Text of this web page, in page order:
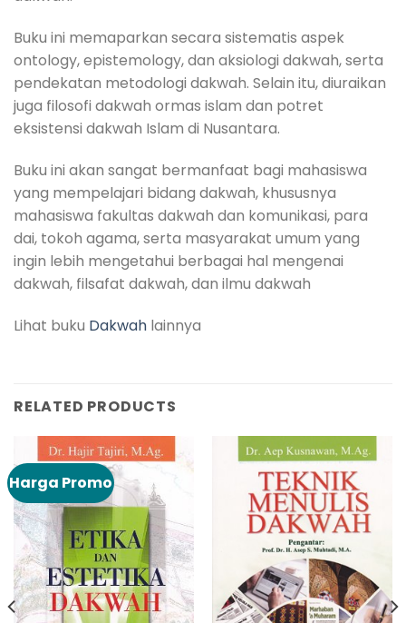
Buku ini memaparkan secara sistematis aspek
ontology, epistemology, dan aksiologi dakwah, serta
pendekatan metodologi dakwah. Selain itu, diuraikan
juga filosofi dakwah ormas islam dan potret
eksistensi dakwah Islam di Nusantara.
Buku ini akan sangat bermanfaat bagi mahasiswa
yang mempelajari bidang dakwah, khususnya
mahasiswa fakultas dakwah dan komunikasi, para
dai, tokoh agama, serta masyarakat umum yang
ingin lebih mengetahui berbagai hal mengenai
dakwah, filsafat dakwah, dan ilmu dakwah
Lihat buku Dakwah lainnya
RELATED PRODUCTS
Harga Promo